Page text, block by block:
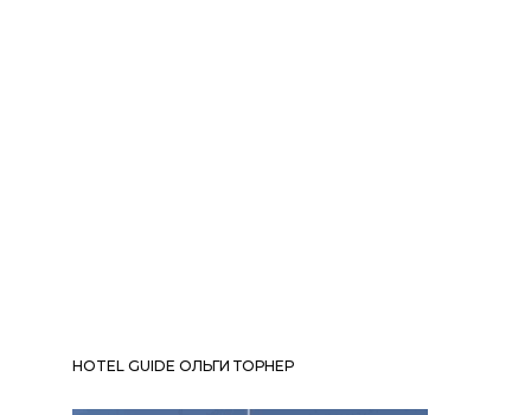
HOTEL GUIDE ОЛЬГИ ТОРНЕР